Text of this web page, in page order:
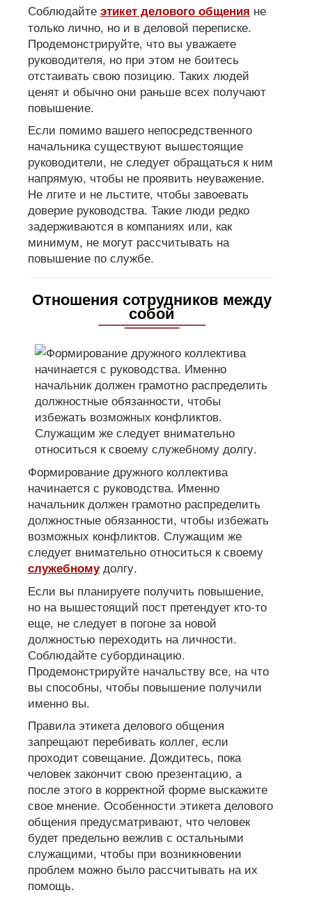
Соблюдайте этикет делового общения не
только лично, но и в деловой переписке.
Продемонстрируйте, что вы уважаете
руководителя, но при этом не боитесь
отстаивать свою позицию. Таких людей
ценят и обычно они раньше всех получают
повышение.
Если помимо вашего непосредственного
начальника существуют вышестоящие
руководители, не следует обращаться к ним
напрямую, чтобы не проявить неуважение.
Не лгите и не льстите, чтобы завоевать
доверие руководства. Такие люди редко
задерживаются в компаниях или, как
минимум, не могут рассчитывать на
повышение по службе.
Отношения сотрудников между
собой
Формирование дружного коллектива
начинается с руководства. Именно
начальник должен грамотно распределить
должностные обязанности, чтобы избежать
возможных конфликтов. Служащим же
следует внимательно относиться к своему
служебномудолгу.
Если вы планируете получить повышение,
но на вышестоящий пост претендует кто-то
еще, не следует в погоне за новой
должностью переходить на личности.
Соблюдайте субординацию.
Продемонстрируйте начальству все, на что
вы способны, чтобы повышение получили
именно вы.
Правила этикета делового общения
запрещают перебивать коллег, если
проходит совещание. Дождитесь, пока
человек закончит свою презентацию, а
после этого в корректной форме выскажите
свое мнение. Особенности этикета делового
общения предусматривают, что человек
будет предельно вежлив с остальными
служащими, чтобы при возникновении
проблем можно было рассчитывать на их
помощь.